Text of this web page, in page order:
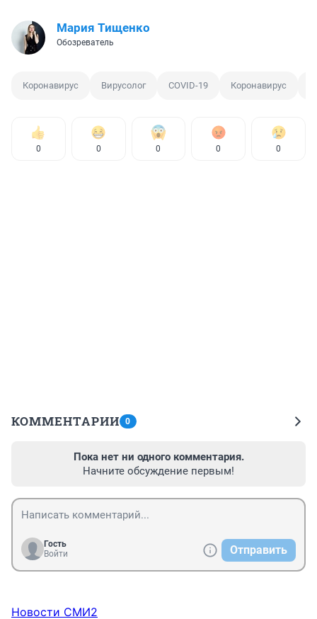
Мария Тищенко
Обозреватель
Коронавирус Вирусолог COVID-19 Коронавирус
0 0 0 0 0
КОММЕНТАРИИ 0
Пока нет ни одного комментария.
Начните обсуждение первым!
Гость
Войти
Отправить
Новости СМИ2